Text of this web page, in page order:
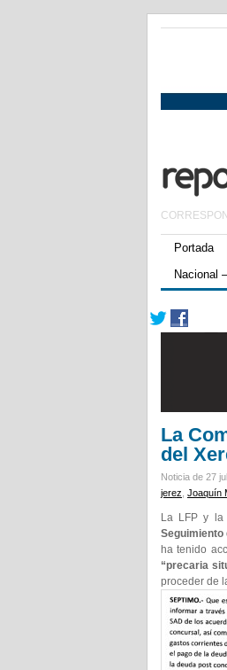
Portada
Nacional
La
del
Noticia de 27
jerez Joaquín
La LFP y
Seguimiento
ha tenido
“precaria
proceder de